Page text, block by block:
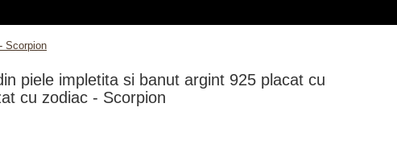
Scorpion
piele impletita si banut argint 925 placat cu
cu zodiac - Scorpion